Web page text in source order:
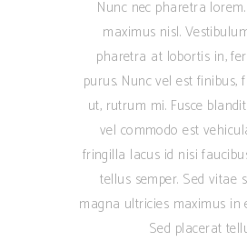
Nunc nec pharetra
maximus nisl.
pharetra at lobortis in,
purus. Nunc vel est finibus,
ut, rutrum mi. Fusce
vel commodo est
fringilla lacus id nisi
tellus semper. Sed vitae
magna ultricies maximus in
Sed placerat